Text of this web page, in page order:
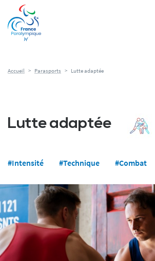
Accueil > Parasports > Lutte adaptée
Lutte adaptée
#Intensité #Technique #Combat
Panneau de gestion des cookies